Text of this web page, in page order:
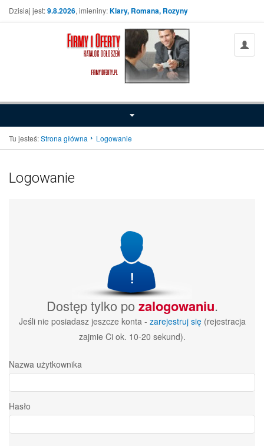
Dzisiaj jest:9.8.2026, imieniny:Klary, Romana, Rozyny
Tu jesteś:Strona główna Logowanie
Logowanie
Dostęp tylko pozalogowaniu.
Jeśli nie posiadasz jeszcze konta - zarejestruj się(rejestracja
zajmie Ci ok. 10-20 sekund).
Nazwa użytkownika
Hasło